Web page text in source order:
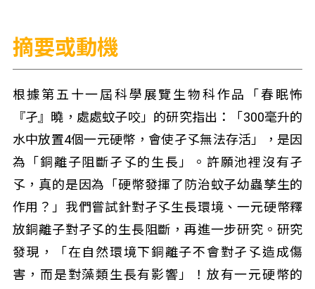
摘要或動機
根據第五十一屆科學展覽生物科作品「春眠怖
『孑』曉，處處蚊子咬」的研究指出：「300毫升的
水中放置4個一元硬幣，會使孑孓無法存活」，是因
為「銅離子阻斷孑孓的生長」。許願池裡沒有孑
孓，真的是因為「硬幣發揮了防治蚊子幼蟲孳生的
作用？」我們嘗試針對孑孓生長環境、一元硬幣釋
放銅離子對孑孓的生長阻斷，再進一步研究。研究
發現，「在自然環境下銅離子不會對孑孓造成傷
害，而是對藻類生長有影響」！放有一元硬幣的